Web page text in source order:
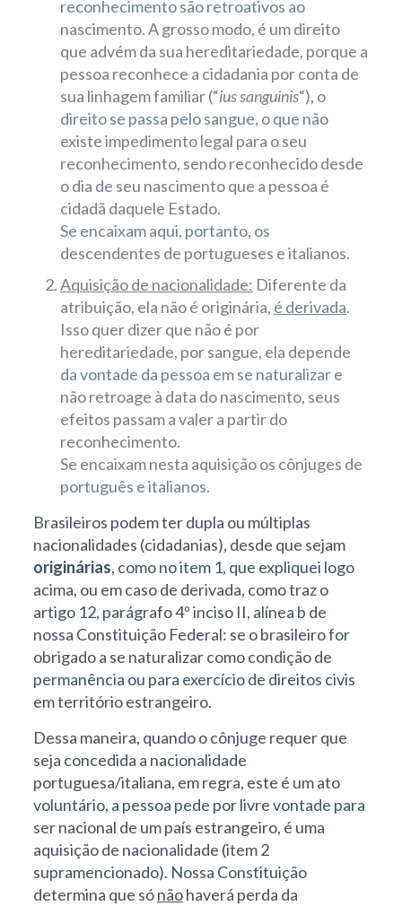
reconhecimento são retroativos ao
nascimento. A grosso modo, é um direito
que advém da sua hereditariedade, porque a
pessoa reconhece a cidadania por conta de
sua linhagem familiar (“ius sanguinis“), o
direito se passa pelo sangue, o que não
existe impedimento legal para o seu
reconhecimento, sendo reconhecido desde
o dia de seu nascimento que a pessoa é
cidadã daquele Estado.
Se encaixam aqui, portanto, os
descendentes de portugueses e italianos.
Aquisição de nacionalidade: Diferente da
atribuição, ela não é originária, é derivada.
Isso quer dizer que não é por
hereditariedade, por sangue, ela depende
da vontade da pessoa em se naturalizar e
não retroage à data do nascimento, seus
efeitos passam a valer a partir do
reconhecimento.
Se encaixam nesta aquisição os cônjuges de
português e italianos.
Brasileiros podem ter dupla ou múltiplas
nacionalidades (cidadanias), desde que sejam
originárias, como no item 1, que expliquei logo
acima, ou em caso de derivada, como traz o
artigo 12, parágrafo 4º inciso II, alínea b de
nossa Constituição Federal: se o brasileiro for
obrigado a se naturalizar como condição de
permanência ou para exercício de direitos civis
em território estrangeiro.
Dessa maneira, quando o cônjuge requer que
seja concedida a nacionalidade
portuguesa/italiana, em regra, este é um ato
voluntário, a pessoa pede por livre vontade para
ser nacional de um país estrangeiro, é uma
aquisição de nacionalidade (item 2
supramencionado). Nossa Constituição
determina que sónãohaverá perda da